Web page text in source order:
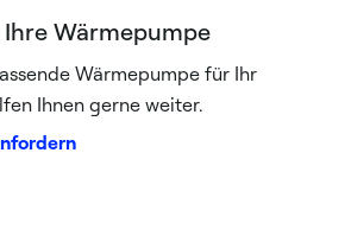
Wärmepumpe
Wärmepumpe für Ihr
Ihnen gerne weiter.